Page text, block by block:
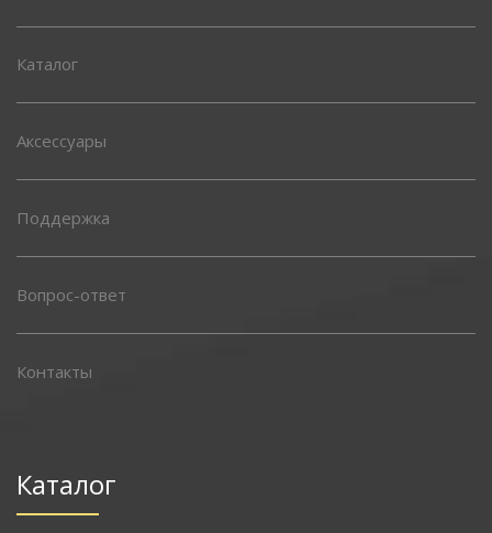
Каталог
Аксессуары
Поддержка
Вопрос-ответ
Контакты
Каталог